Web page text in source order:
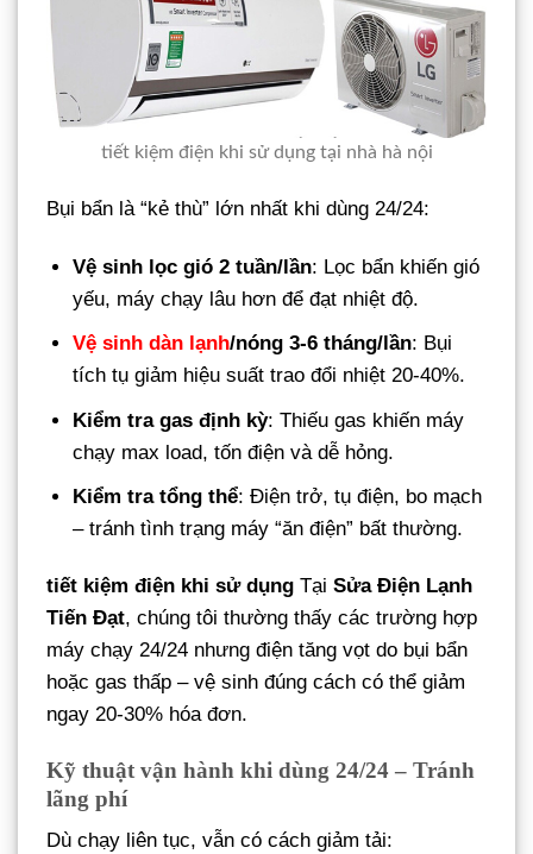
tiết kiệm điện khi sử dụng tại nhà hà nội
Bụi bẩn là “kẻ thù” lớn nhất khi dùng 24/24:
Vệ sinh lọc gió 2 tuần/lần: Lọc bẩn khiến gió
yếu, máy chạy lâu hơn để đạt nhiệt độ.
Vệ sinh dàn lạnh/nóng 3-6 tháng/lần: Bụi
tích tụ giảm hiệu suất trao đổi nhiệt 20-40%.
Kiểm tra gas định kỳ: Thiếu gas khiến máy
chạy max load, tốn điện và dễ hỏng.
Kiểm tra tổng thể: Điện trở, tụ điện, bo mạch
– tránh tình trạng máy “ăn điện” bất thường.
tiết kiệm điện khi sử dụng Tại Sửa Điện Lạnh
Tiến Đạt, chúng tôi thường thấy các trường hợp
máy chạy 24/24 nhưng điện tăng vọt do bụi bẩn
hoặc gas thấp – vệ sinh đúng cách có thể giảm
ngay 20-30% hóa đơn.
Kỹ thuật vận hành khi dùng 24/24 – Tránh
lãng phí
Dù chạy liên tục, vẫn có cách giảm tải: